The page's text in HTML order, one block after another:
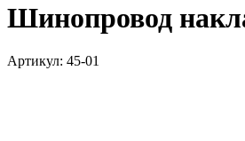
Шинопровод
Артикул: 45-01